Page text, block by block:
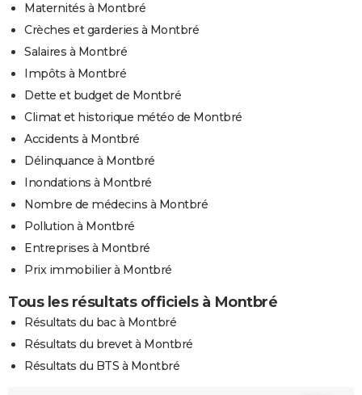
Maternités à Montbré
Crèches et garderies à Montbré
Salaires à Montbré
Impôts à Montbré
Dette et budget de Montbré
Climat et historique météo de Montbré
Accidents à Montbré
Délinquance à Montbré
Inondations à Montbré
Nombre de médecins à Montbré
Pollution à Montbré
Entreprises à Montbré
Prix immobilier à Montbré
Tous les résultats officiels à Montbré
Résultats du bac à Montbré
Résultats du brevet à Montbré
Résultats du BTS à Montbré